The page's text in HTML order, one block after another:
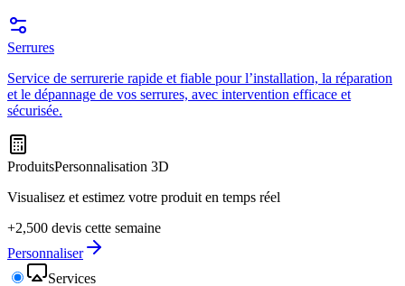
Serrures
Service de serrurerie rapide et fiable pour l’installation, la réparation
et le dépannage de vos serrures, avec intervention efficace et
sécurisée.
ProduitsPersonnalisation 3D
Visualisez et estimez votre produit en temps réel
+2,500 devis cette semaine
Personnaliser
Services